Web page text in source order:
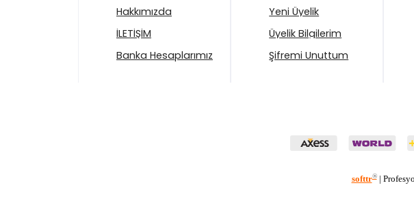
Hakkımızda
İLETİŞİM
Banka Hesaplarımız
Yeni Üyelik
Üyelik Bilgilerim
Şifremi Unuttum
softtr®|